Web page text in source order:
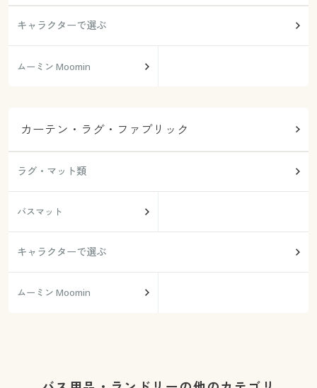
キャラクターで選ぶ
ムーミン Moomin
カーテン・ラグ・ファブリック
ラグ・マット類
バスマット
キャラクターで選ぶ
ムーミン Moomin